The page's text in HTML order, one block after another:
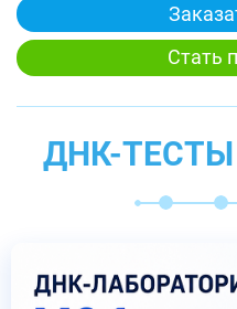
Стать
ДНК-